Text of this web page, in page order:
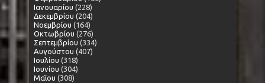
Ιανουαρίου (228)
Δεκεμβρίου (204)
Νοεμβρίου (164)
Οκτωβρίου (276)
Σεπτεμβρίου (334)
Αυγούστου (407)
Ιουλίου (318)
Ιουνίου (304)
Μαΐου (308)